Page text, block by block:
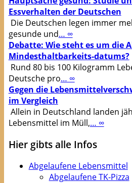
Essverhalten der Deutschen
Die Deutschen legen immer
gesunde und… ∞
Debatte: Wie steht es um die
Mindesthaltbarkeits-datums?
Rund 80 bis 100 Kilogramm
Deutsche pro… ∞
Gegen die
im Vergleich
Allein in Deutschland landen
Lebensmittel im Müll,… ∞
Hier gibts alle Infos
Abgelaufene Lebensmittel
Abgelaufene TK-Pizza